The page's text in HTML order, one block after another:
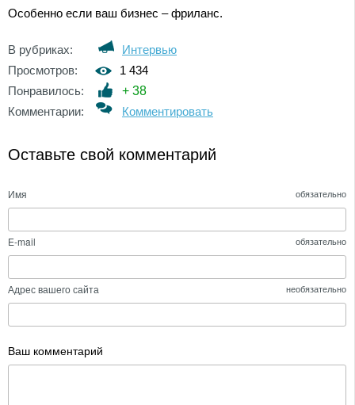
Особенно если ваш бизнес – фриланс.
В рубриках:
Интервью
Просмотров:
1 434
Понравилось:
+ 38
Комментарии:
Комментировать
Оставьте свой комментарий
Имя обязательно
E-mail обязательно
Адрес вашего сайта необязательно
Ваш комментарий